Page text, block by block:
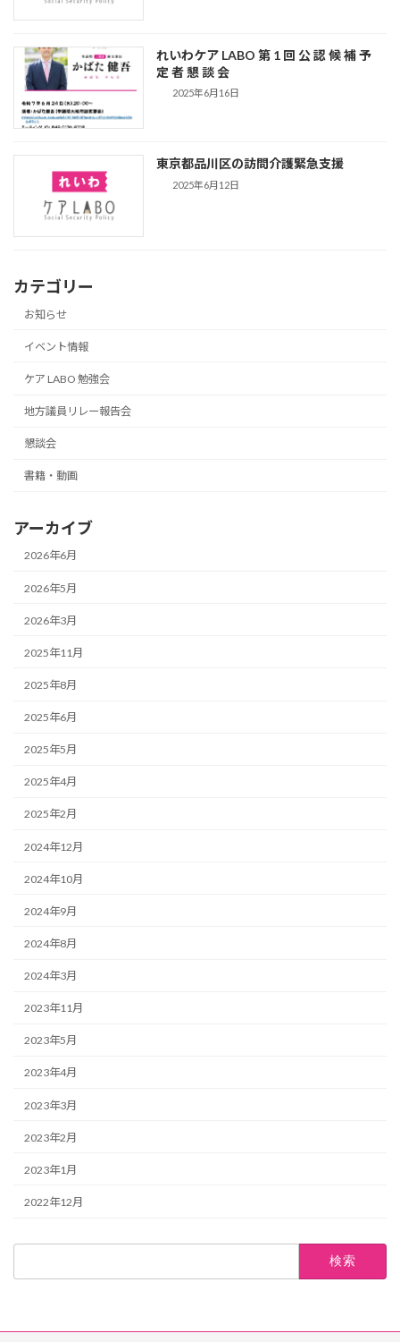
れいわケア LABO 第 1 回 公 認 候 補 予
定 者 懇 談 会
2025年6月16日
東京都品川区の訪問介護緊急支援
2025年6月12日
カテゴリー
お知らせ
イベント情報
ケア LABO 勉強会
地方議員リレー報告会
懇談会
書籍・動画
アーカイブ
2026年6月
2026年5月
2026年3月
2025年11月
2025年8月
2025年6月
2025年5月
2025年4月
2025年2月
2024年12月
2024年10月
2024年9月
2024年8月
2024年3月
2023年11月
2023年5月
2023年4月
2023年3月
2023年2月
2023年1月
2022年12月